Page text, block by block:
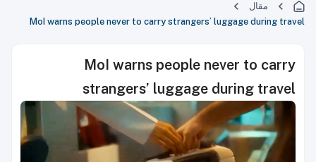
مقال
MoI warns people never to carry strangers’ luggage during travel
MoI warns people never to carry
strangers’ luggage during travel